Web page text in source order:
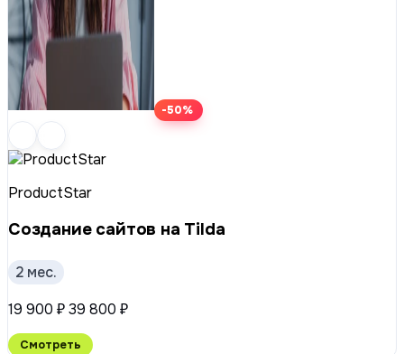
-50%
ProductStar
Создание сайтов на Tilda
2 мес.
19 900 ₽39 800 ₽
Смотреть